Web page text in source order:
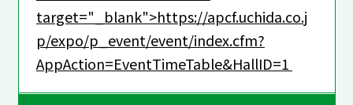
target="_blank">https://apcf.uchida.co.j
p/expo/p_event/event/index.cfm?
AppAction=EventTimeTable&HallID=1